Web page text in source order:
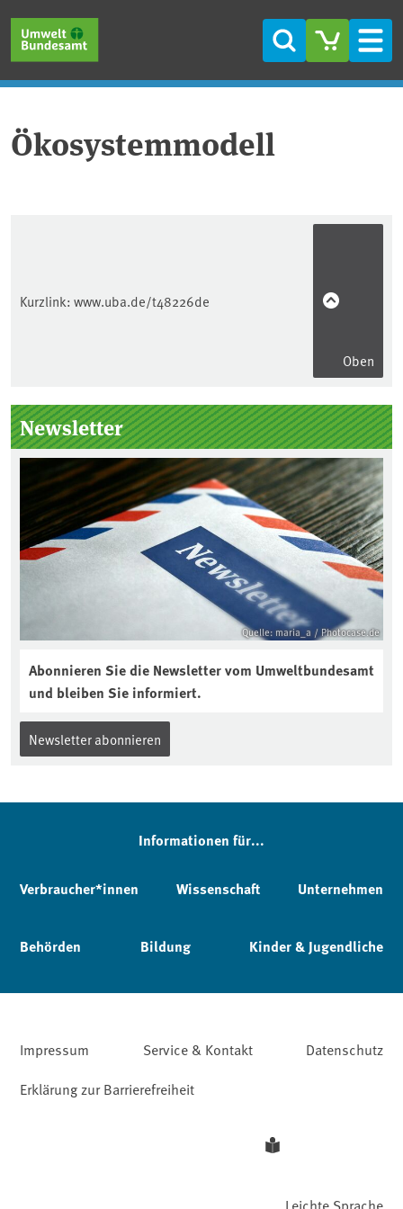
Suche
Ökosystemmodell
Kurzlink: www.uba.de/t48226de
Oben
Seitenleiste
Newsletter
Quelle: maria_a / Photocase.de
Abonnieren Sie die Newsletter vom Umweltbundesamt
und bleiben Sie informiert.
Newsletter abonnieren
Informationen für...
Verbraucher*innen Wissenschaft Unternehmen
Behörden Bildung Kinder & Jugendliche
Impressum Service & Kontakt
Datenschutz
Erklärung zur Barrierefreiheit
Leichte Sprache